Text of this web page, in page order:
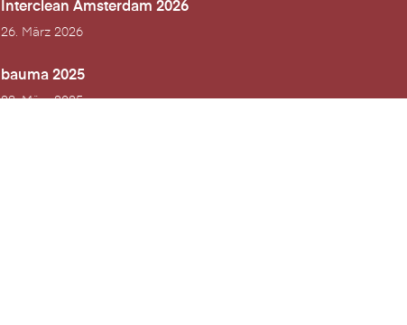
Interclean Amsterdam 2026
26. März 2026
bauma 2025
28. März 2025